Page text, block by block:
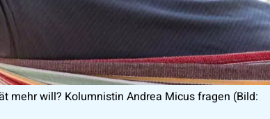
mehr will? Kolumnistin Andrea Micus fragen (Bild: